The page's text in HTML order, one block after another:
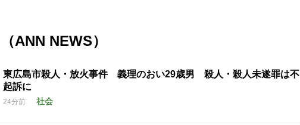
ANN NEWS）
東広島市殺人・放火事件 義理のおい29歳男 殺人・殺人未遂罪は不
起訴に
24分前 社会